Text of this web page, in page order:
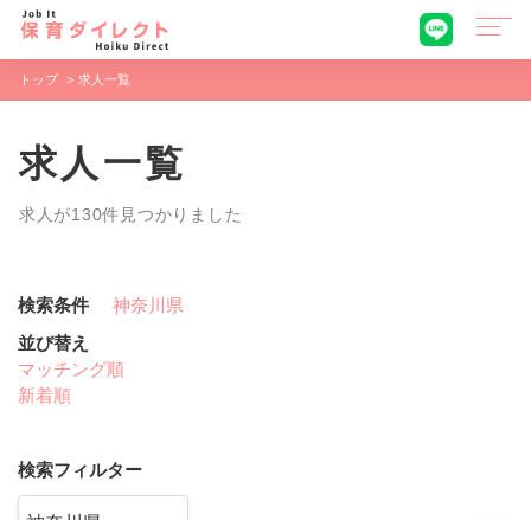
トップ 求人一覧
求人一覧
求人が130件見つかりました
検索条件
神奈川県
並び替え
マッチング順
新着順
検索フィルター